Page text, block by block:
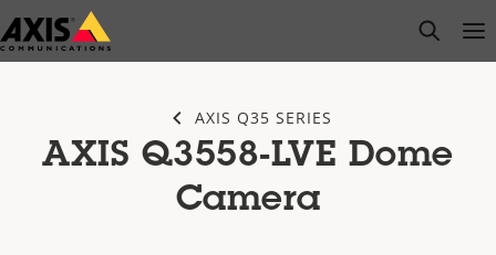
Saltar
al
open
AXIS Q35 SERIES
AXIS Q3558-LVE Dome
Camera